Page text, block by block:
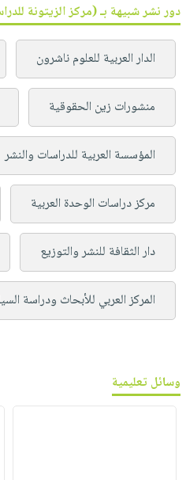
دور نشر شبيهة بـ (مركز الزيتونة
الدار العربية للعلوم ناشرون
منشورات زين الحقوقية
المؤسسة العربية للدراسات والنشر
مركز دراسات الوحدة العربية
دار الثقافة للنشر والتوزيع
المركز العربي للأبحاث ودراسة
وسائل تعليمية